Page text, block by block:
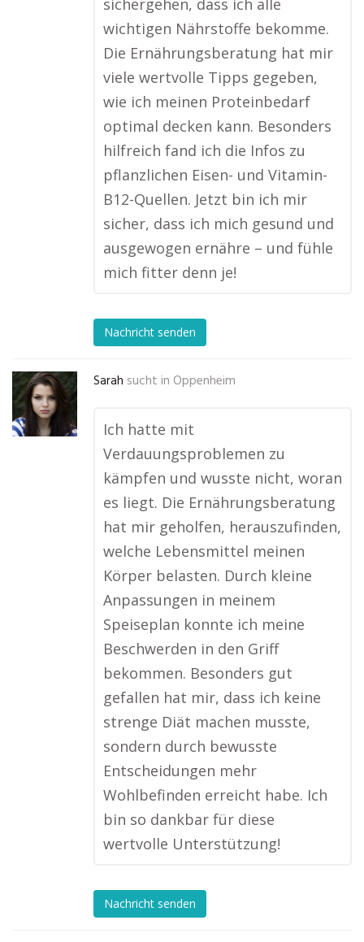
sichergehen, dass ich alle
wichtigen Nährstoffe bekomme.
Die Ernährungsberatung hat mir
viele wertvolle Tipps gegeben,
wie ich meinen Proteinbedarf
optimal decken kann. Besonders
hilfreich fand ich die Infos zu
pflanzlichen Eisen- und Vitamin-
B12-Quellen. Jetzt bin ich mir
sicher, dass ich mich gesund und
ausgewogen ernähre – und fühle
mich fitter denn je!
Nachricht senden
Sarah sucht in Oppenheim
Ich hatte mit
Verdauungsproblemen zu
kämpfen und wusste nicht, woran
es liegt. Die Ernährungsberatung
hat mir geholfen, herauszufinden,
welche Lebensmittel meinen
Körper belasten. Durch kleine
Anpassungen in meinem
Speiseplan konnte ich meine
Beschwerden in den Griff
bekommen. Besonders gut
gefallen hat mir, dass ich keine
strenge Diät machen musste,
sondern durch bewusste
Entscheidungen mehr
Wohlbefinden erreicht habe. Ich
bin so dankbar für diese
wertvolle Unterstützung!
Nachricht senden